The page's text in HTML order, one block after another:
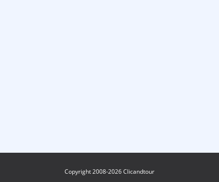
Copyright 2008-2026 Clicandtour